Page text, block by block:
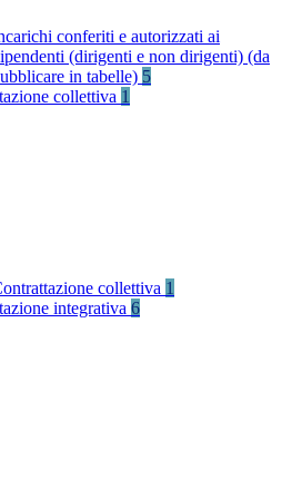
conferiti e autorizzati ai
(dirigenti e non dirigenti) (da
in tabelle) 5
collettiva 1
collettiva 1
integrativa 6